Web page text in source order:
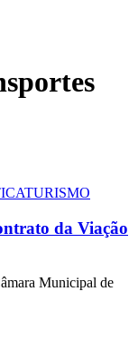
TURISMO
da Viação
Municipal de